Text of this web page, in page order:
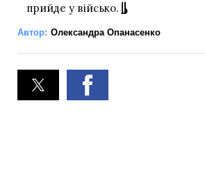
прийде у військо.
Автор: Олександра Опанасенко